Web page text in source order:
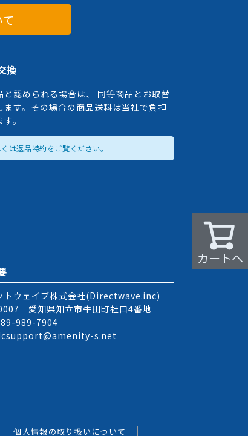
カートへ
換
と認められる場合は、 同等商品とお取替
ます。その場合の商品送料は当社で負担
。
は返品特約をご覧ください。
トウェイブ株式会社(Directwave.inc)
愛知県知立市牛田町社口4番地
989-7904
s.net
個人情報の取り扱いについて